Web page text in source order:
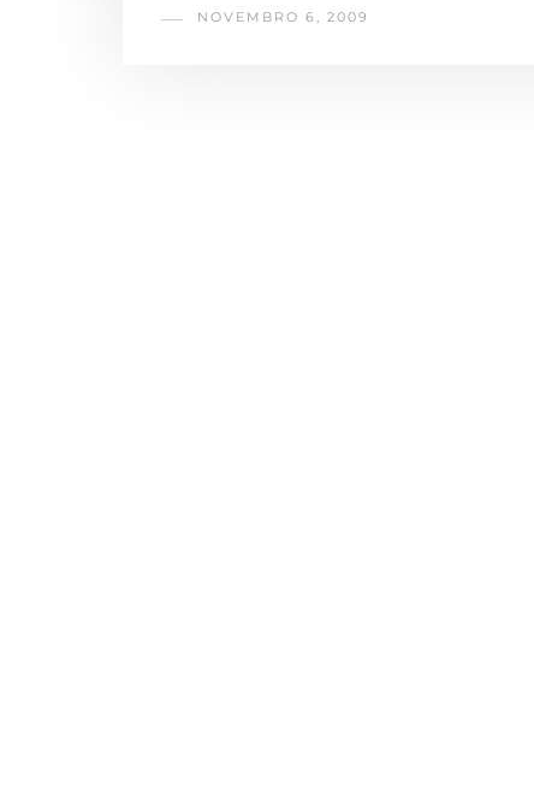
NOVEMBRO 6, 2009